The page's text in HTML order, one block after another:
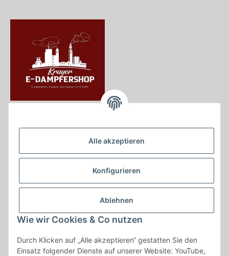
Alle akzeptieren
Konfigurieren
Ablehnen
Wie wir Cookies & Co nutzen
Durch Klicken auf „Alle akzeptieren“ gestatten Sie den
Einsatz folgender Dienste auf unserer Website: YouTube,
Krayerstraße 249
Tel.:0201555402
info@krayer-edampfer-shop.de
Gesetzliche Informationen
Informationen
Vertrag widerrufen